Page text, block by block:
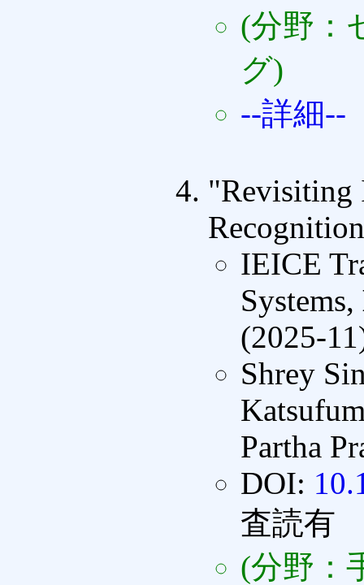
(分野：
グ)
--詳細--
"Revisiting
IEICE
Systems,
(2025-
Shrey
Partha
DOI:
査読有
(分野：